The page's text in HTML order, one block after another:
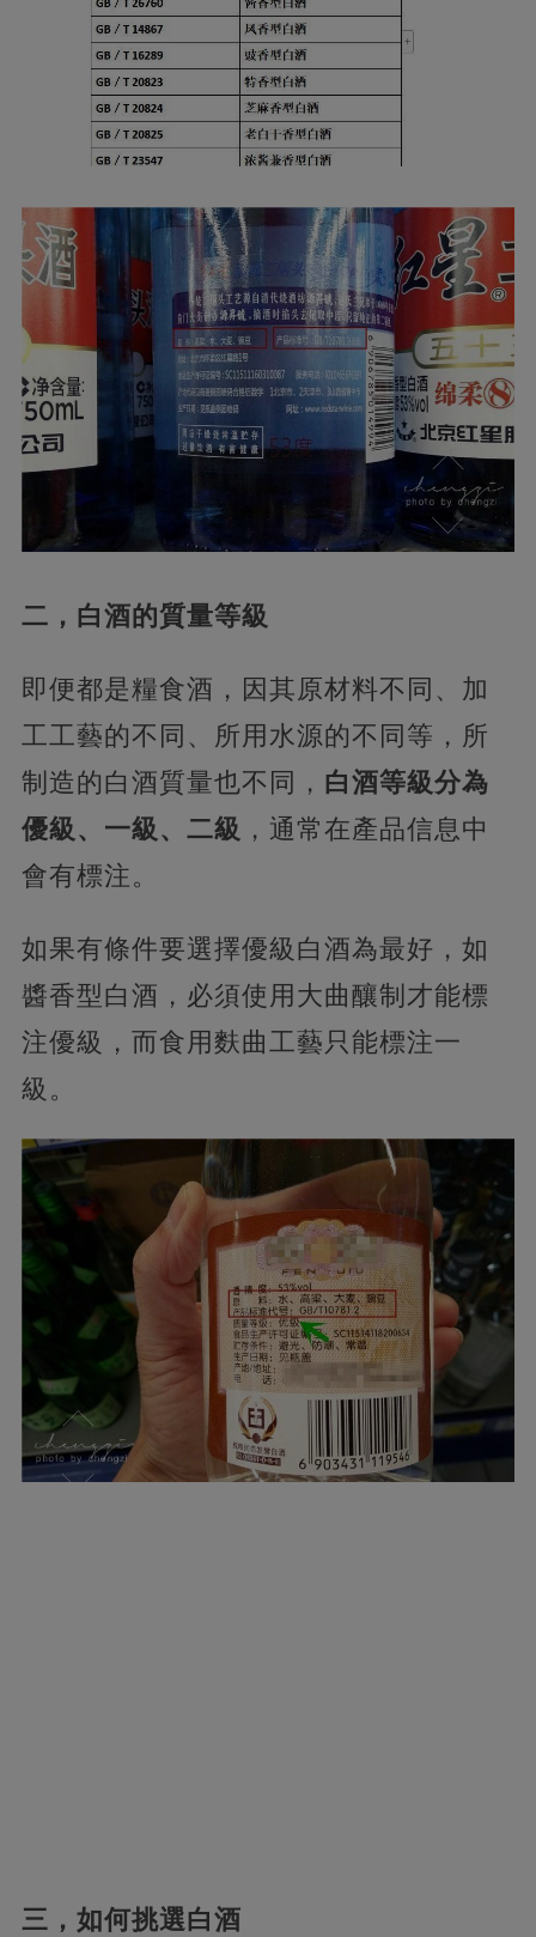
二，白酒的質量等級
即便都是糧食酒，因其原材料不同、加
工工藝的不同、所用水源的不同等，所
制造的白酒質量也不同， 白酒等級分為
優級、一級、二級 ，通常在產品信息中
會有標注。
如果有條件要選擇優級白酒為最好，如
醬香型白酒，必須使用大曲釀制才能標
注優級，而食用麩曲工藝只能標注一
級。
三，如何挑選白酒